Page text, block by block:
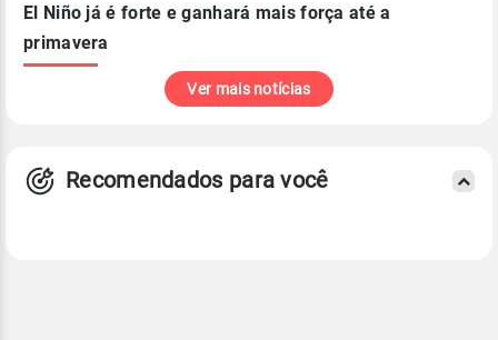
El Niño já é forte e ganhará mais força até a
primavera
Ver mais notícias
Recomendados para você